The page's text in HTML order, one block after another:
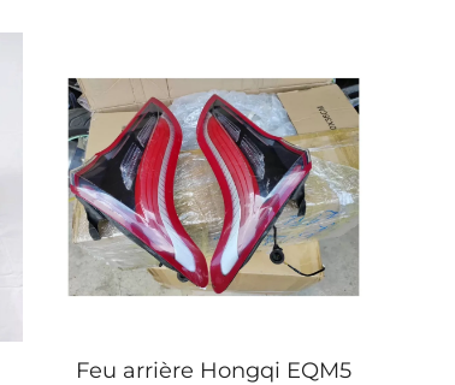
Feu arrière Hongqi EQM5